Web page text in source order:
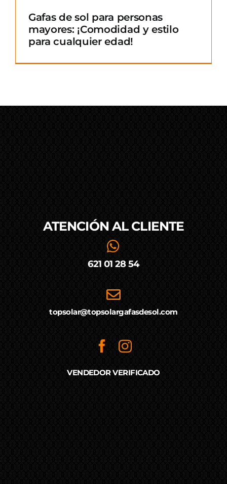
Gafas de sol para personas
mayores: ¡Comodidad y estilo
para cualquier edad!
ATENCIÓN AL CLIENTE
621 01 28 54
topsolar@topsolargafasdesol.com
VENDEDOR VERIFICADO